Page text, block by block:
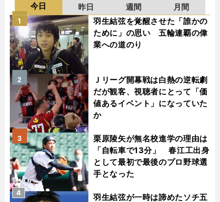
今日 昨日 週間
月間
羽生結弦を覚醒させた「誰かの
ために」の思い 五輪連覇の偉
業への道のり
1
Ｊリーグ開幕戦は白熱の逆転劇
だが観客、視聴者にとって「価
値あるイベント」になっていた
か
2
栗原陵矢が無名校進学の理由は
「自転車で13分」 春江工出身
として最初で最後のプロ野球選
手となった
3
羽生結弦が一時は諦めたソチ五
4